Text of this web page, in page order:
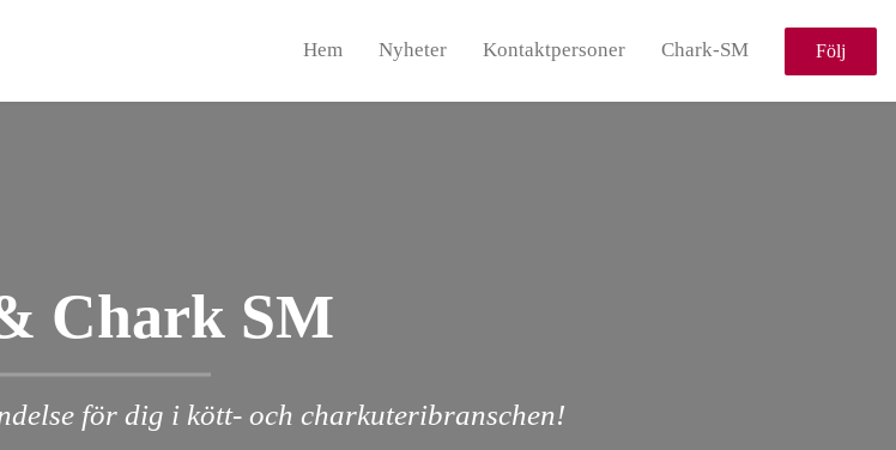
Hem Nyheter Kontaktpersoner Chark-SM Följ
Chark SM
för dig i kött- och charkuteribranschen!